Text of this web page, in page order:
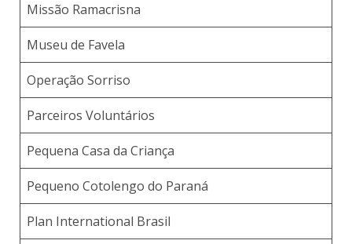
Missão Ramacrisna
Museu de Favela
Operação Sorriso
Parceiros Voluntários
Pequena Casa da Criança
Pequeno Cotolengo do Paraná
Plan International Brasil